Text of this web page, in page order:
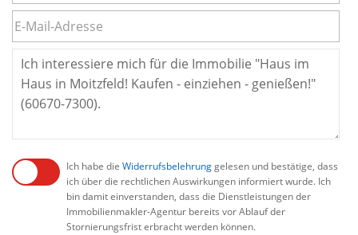
Ich habe die Widerrufsbelehrunggelesen und bestätige, dass
ich über die rechtlichen Auswirkungen informiert wurde. Ich
bin damit einverstanden, dass die Dienstleistungen der
Immobilienmakler-Agentur bereits vor Ablauf der
Stornierungsfrist erbracht werden können.